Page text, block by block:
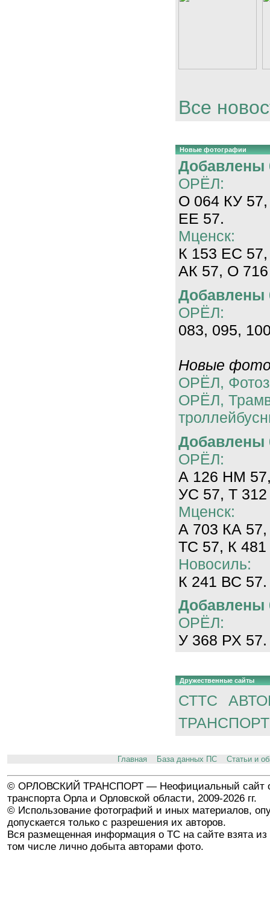
Все
Новые фотографии
Добавлены
ОРЁЛ:
О 064 КУ
ЕЕ 57.
Мценск:
К 153 ЕС
АК 57, О
Добавлены
ОРЁЛ:
083, 095,
Новые
ОРЁЛ,
ОРЁЛ,
Добавлены
ОРЁЛ:
А 126 НМ
УС 57, Т
Мценск:
А 703 КА
ТС 57, К
Новосиль:
К 241 ВС 57.
Добавлены
ОРЁЛ:
У 368 РХ 57.
Дружественные сайты
СТТС
ТРАНСПОРТ
Главная База данных ПС Статьи и
© ОРЛОВСКИЙ ТРАНСПОРТ — Неофициальный сайт
транспорта Орла и Орловской области, 2009-2026 гг.
© Использование фотографий и иных материалов,
допускается только с разрешения их авторов.
Вся размещенная информация о ТС на сайте взята из
том числе лично добыта авторами фото.